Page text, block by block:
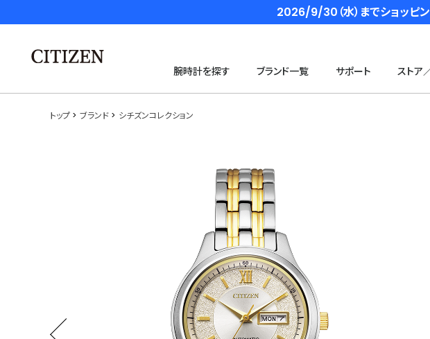
2026/9/30（水）までショッピ
腕時計を探す ブランド一覧 サポート ストア
トップ ブランド シチズンコレクション